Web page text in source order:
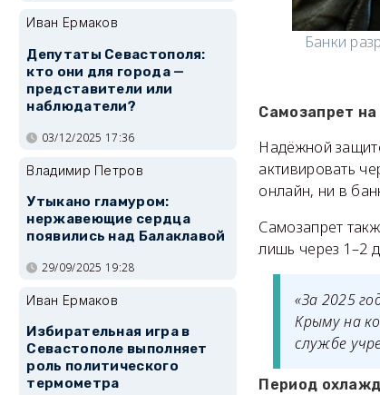
Банки
Самозапрет
Надёжной
активировать
онлайн, ни в
Самозапрет
лишь через 1–2
«За 2025
Крыму на
службе
Период
Иван Ермаков
Депутаты Севастополя:
кто они для города —
представители или
наблюдатели?
03/12/2025 17:36
Владимир Петров
Утыкано гламуром:
нержавеющие сердца
появились над Балаклавой
29/09/2025 19:28
Иван Ермаков
Избирательная игра в
Севастополе выполняет
роль политического
термометра